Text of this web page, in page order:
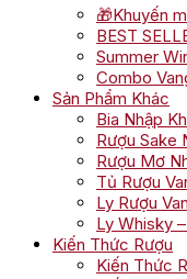
🎁Khuyến
BEST
Summer
Combo
Sản Phẩm Khác
Bia Nhập
Rượu Sake
Rượu Mơ
Tủ Rượu
Ly Rượu
Ly Whisky
Kiến Thức Rượu
Kiến Thức